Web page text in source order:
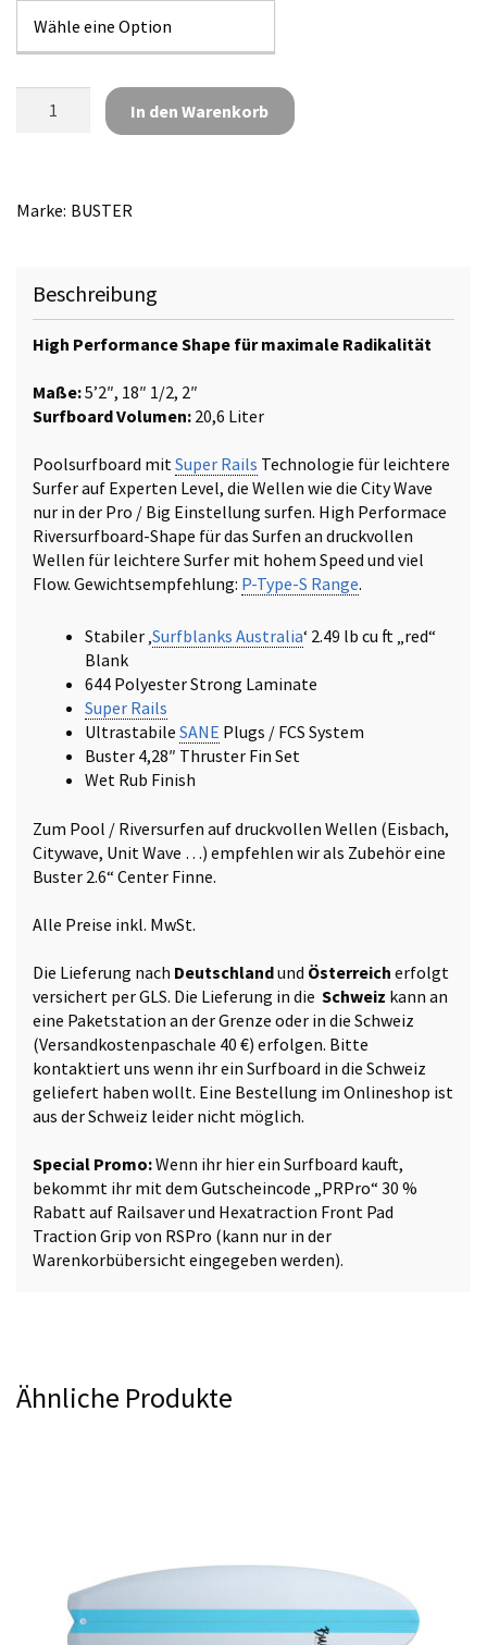
Buster
Super
In den Warenkorb
Marke: BUSTER
Beschreibung
High Performance Shape für maximale Radikalität
Maße:5’2″, 18″ 1/2, 2″
Surfboard Volumen: 20,6 Liter
Poolsurfboard mitSuper Rails Technologie für leichtere
Surfer auf Experten Level, die Wellen wie die City Wave
nur in der Pro / Big Einstellung surfen. High Performace
Riversurfboard-Shape für das Surfen an druckvollen
Wellen für leichtere Surfer mit hohem Speed und viel
Flow. Gewichtsempfehlung: P-Type-S Range.
Stabiler ‚Surfblanks Australia‘ 2.49 lb cu ft „red“
Blank
644 Polyester Strong Laminate
Super Rails
Ultrastabile SANE Plugs / FCS System
Buster 4,28″ Thruster Fin Set
Wet Rub Finish
Zum Pool / Riversurfen auf druckvollen Wellen (Eisbach,
Citywave, Unit Wave …) empfehlen wir als Zubehör eine
Buster 2.6“ Center Finne.
Alle Preise inkl. MwSt.
Die Lieferung nach Deutschlandund Österreich erfolgt
versichert per GLS. Die Lieferung in die Schweiz kann an
eine Paketstation an der Grenze oder in die Schweiz
(Versandkostenpaschale 40 €) erfolgen. Bitte
kontaktiert uns wenn ihr ein Surfboard in die Schweiz
geliefert haben wollt. Eine Bestellung im Onlineshop ist
aus der Schweiz leider nicht möglich.
Special Promo:Wenn ihr hier ein Surfboard kauft,
bekommt ihr mit dem Gutscheincode „PRPro“ 30 %
Rabatt auf Railsaverund Hexatraction Front Pad
Traction Grip von RSPro (kann nur in der
Warenkorbübersicht eingegeben werden).
Ähnliche Produkte